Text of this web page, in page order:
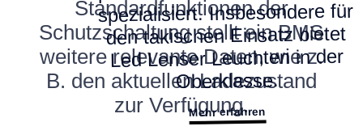
spezialisiert. Insbesondere für
den takischen Einsatz bietet
Led Lenser Leuchten in der
Oberklasse.
Mehr erfahren
Standardfunktionen der
Schutzschaltung stellt ein BMS
weitere relevante Daten, wie z.
B. den aktuellen Ladezustand
zur Verfügung.